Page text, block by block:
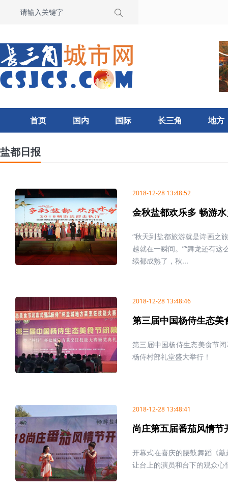
首页 国内 国际 长三角 地方
盐都日报
2018-12-28 13:48:52
金秋盐都欢乐多 畅游
“秋天到盐都旅游就是诗画之
越就在一瞬间。”“舞龙还有这
续都成熟了，秋...
2018-12-28 13:48:46
第三届中国杨侍生态美
第三届中国杨侍生态美食节
杨侍村部礼堂盛大举行！
2018-12-28 13:48:41
尚庄第五届番茄风情节
开幕式在喜庆的腰鼓舞蹈《
让台上的演员和台下的观众